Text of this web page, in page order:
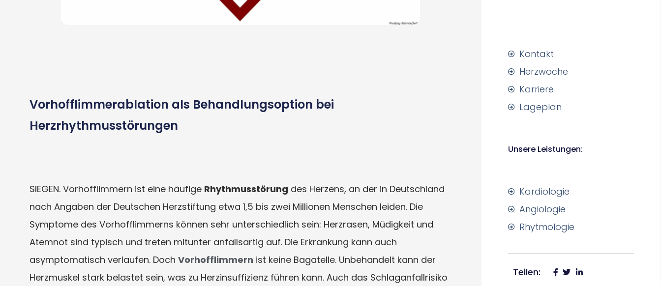
Vorhofflimmerablation als Behandlungsoption bei
Herzrhythmusstörungen
SIEGEN. Vorhofflimmern ist eine häufige Rhythmusstörung des Herzens, an der in Deutschland
nach Angaben der Deutschen Herzstiftung etwa 1,5 bis zwei Millionen Menschen leiden. Die
Symptome des Vorhofflimmerns können sehr unterschiedlich sein: Herzrasen, Müdigkeit und
Atemnot sind typisch und treten mitunter anfallsartig auf. Die Erkrankung kann auch
asymptomatisch verlaufen. Doch Vorhofflimmern ist keine Bagatelle. Unbehandelt kann der
Herzmuskel stark belastet sein, was zu Herzinsuffizienz führen kann. Auch das Schlaganfallrisiko
Kontakt
Herzwoche
Karriere
Lageplan
Unsere Leistungen:
Kardiologie
Angiologie
Rhytmologie
Teilen: